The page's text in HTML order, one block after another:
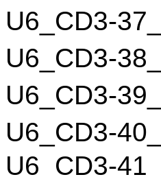
U6_CD3-
U6_CD3-
U6_CD3-
U6_CD3-
U6_CD3-